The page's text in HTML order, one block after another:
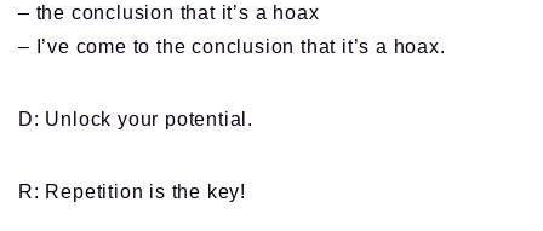
– the conclusion that it’s a hoax
– I’ve come to the conclusion that it’s a hoax.
D: Unlock your potential.
R: Repetition is the key!